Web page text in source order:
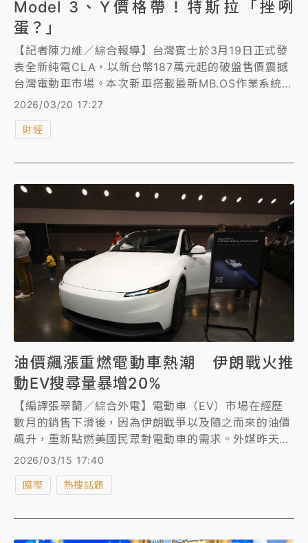
Model 3、Y價格帶！特斯拉「挫咧
蛋？」
【記者陳力維／綜合報導】台灣賓士於3月19日正式發
表全新純電CLA，以新台幣187萬元起的破盤售價震撼
台灣電動車市場。本次新車搭載最新MB.OS作業系統，
並祭出震撼市場的「油電同價」策略，不僅兼具超長續
手門檻。極具競爭力的價格與搶眼的內外觀設計在網路
潛在買家陷入兩難，預期將對特斯拉在台灣的電動車霸
主地位帶來不小的衝擊。
2026/03/20 17:27
財經
油價飆漲重燃電動車熱潮 伊朗戰火推
動EV搜尋量暴增20%
【編譯張翠蘭／綜合外電】電動車（EV）市場在經歷
數月的銷售下滑後，因為伊朗戰爭以及隨之而來的油價
飆升，重新點燃美國民眾對電動車的需求。外媒昨天
（3/14）報導，根據最新數據顯示，一個由人工智慧
（AI）驅動的購車平台，在最近一周內，對電動車的搜
尋量增長20%，特斯拉Model Y在內等車款搜尋次數幾
月，就連原本沒想換車的人，可能也會開始物色電動
車。
2026/03/15 17:40
國際 熱搜話題